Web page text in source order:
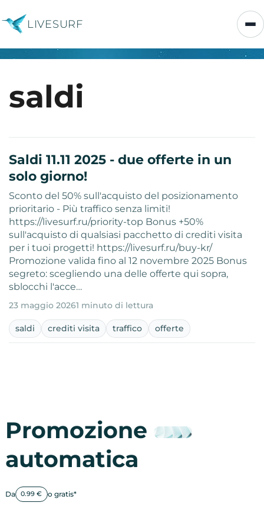
LIVESURF
saldi
Saldi 11.11 2025 - due offerte in un
solo giorno!
Sconto del 50% sull'acquisto del posizionamento
prioritario - Più traffico senza limiti!
https://livesurf.ru/priority-top Bonus +50%
sull'acquisto di qualsiasi pacchetto di crediti visita
per i tuoi progetti! https://livesurf.ru/buy-kr/
Promozione valida fino al 12 novembre 2025 Bonus
segreto: scegliendo una delle offerte qui sopra,
sblocchi l'acce…
23 maggio 20261 minuto di lettura
saldi crediti visita traffico offerte
Promozione
automatica
Da 0.99 € o gratis*